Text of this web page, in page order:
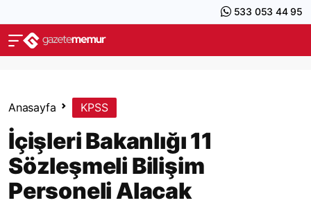
533 053 44 95
Anasayfa KPSS
İçişleri Bakanlığı 11
Sözleşmeli Bilişim
Personeli Alacak